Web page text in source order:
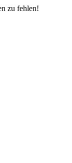
zu fehlen!